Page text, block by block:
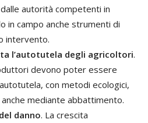
autorità competenti in
in campo anche strumenti di
intervento.
l’autotutela degli agricoltori.
devono poter essere
con metodi ecologici,
mediante abbattimento.
danno. La crescita